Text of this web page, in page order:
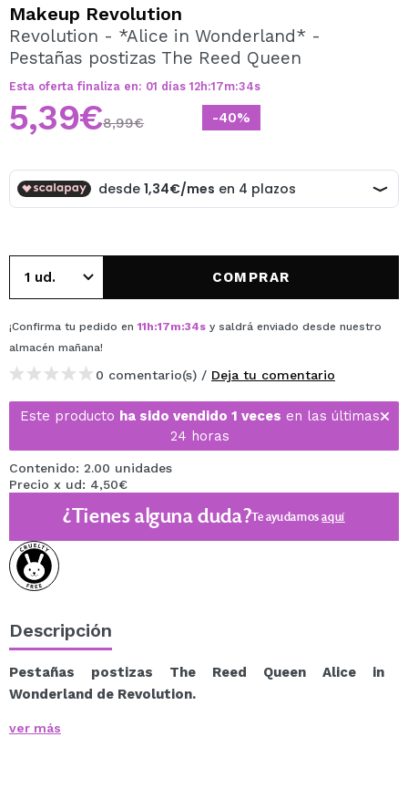
Al crear una cuenta en Maquillalia.com podrás realizar
tus compras rápidamente, revisar el estado de tus
Makeup Revolution
Revolution - *Alice in Wonderland* -
Pestañas postizas The Reed Queen
Esta oferta finaliza en: 01 días 12h:17m:33s
-40%
5,39€8,99€
COMPRAR
¡Confirma tu pedido en 11h:17m:33sy saldrá enviado desde nuestro
almacén mañana!
0 comentario(s) / Deja tu comentario
Este producto ha sido vendido 1 veces en las últimas
24 horas
Contenido: 2.00 unidades
Precio x ud: 4,50€
¿Tienes alguna duda?Te ayudamosaquí
Descripción
Pestañas postizas The Reed Queen Alice in
Wonderland de Revolution.
The Reed Queen, parte de la exclusiva colección
ver más